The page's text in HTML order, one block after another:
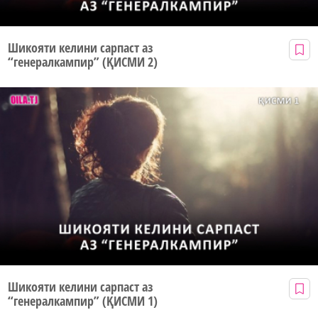
Шикояти келини сарпаст аз
“генералкампир” (ҚИСМИ 2)
Шикояти келини сарпаст аз
“генералкампир” (ҚИСМИ 1)